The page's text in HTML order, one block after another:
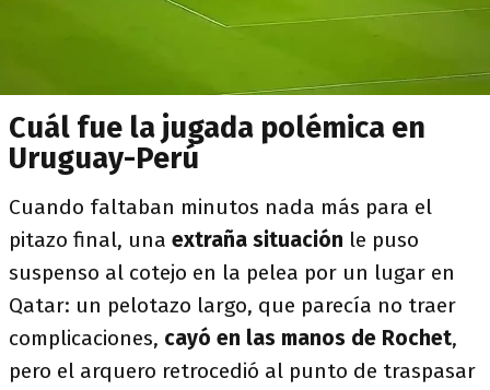
Cuál fue la jugada polémica en
Uruguay-Perú
Cuando faltaban minutos nada más para el
pitazo final, una extraña situación le puso
suspenso al cotejo en la pelea por un lugar en
Qatar: un pelotazo largo, que parecía no traer
complicaciones, cayó en las manos de Rochet,
pero el arquero retrocedió al punto de traspasar